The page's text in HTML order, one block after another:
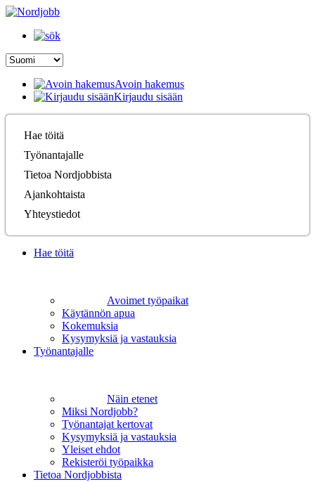
Avoin hakemus
Kirjaudu sisään
Hae töitä
Työnantajalle
Tietoa Nordjobbista
Ajankohtaista
Yhteystiedot
Hae töitä
Avoimet työpaikat
Käytännön apua
Kokemuksia
Kysymyksiä ja vastauksia
Työnantajalle
Näin etenet
Miksi Nordjobb?
Työnantajat kertovat
Kysymyksiä ja vastauksia
Yleiset ehdot
Rekisteröi työpaikka
Tietoa Nordjobbista